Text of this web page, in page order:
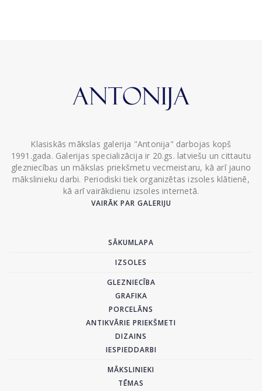
Klasiskās mākslas galerija "Antonija" darbojas kopš
1991.gada. Galerijas specializācija ir 20.gs. latviešu un cittautu
glezniecības un mākslas priekšmetu vecmeistaru, kā arī jauno
mākslinieku darbi. Periodiski tiek organizētas izsoles klātienē,
kā arī vairākdienu izsoles internetā.
VAIRĀK PAR GALERIJU
SĀKUMLAPA
IZSOLES
GLEZNIECĪBA
GRAFIKA
PORCELĀNS
ANTIKVĀRIE PRIEKŠMETI
DIZAINS
IESPIEDDARBI
MĀKSLINIEKI
TĒMAS